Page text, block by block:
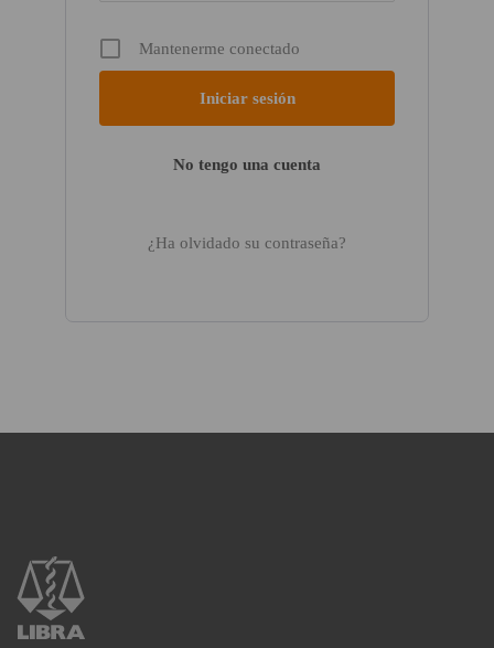
Mantenerme conectado
No tengo una cuenta
¿Ha olvidado su contraseña?